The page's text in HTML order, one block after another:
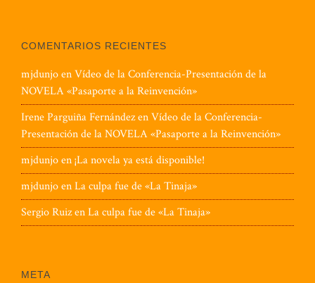
COMENTARIOS RECIENTES
mjdunjoenVídeo de la Conferencia-Presentación de la
NOVELA «Pasaporte a la Reinvención»
Irene Parguiña FernándezenVídeo de la Conferencia-
Presentación de la NOVELA «Pasaporte a la Reinvención»
mjdunjoen¡La novela ya está disponible!
mjdunjoenLa culpa fue de «La Tinaja»
Sergio RuizenLa culpa fue de «La Tinaja»
META